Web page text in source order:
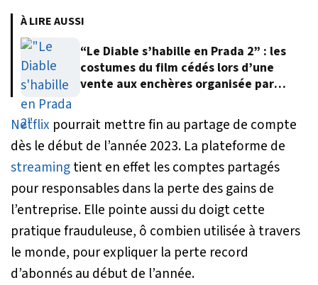
À LIRE AUSSI
“Le Diable s’habille en Prada 2” : les
costumes du film cédés lors d’une
vente aux enchères organisée par
Netflix pourrait mettre fin au partage de compte
dès le début de l’année 2023. La plateforme de
streamingtient en effet les comptes partagés
pour responsables dans la perte des gains de
l’entreprise. Elle pointe aussi du doigt cette
pratique frauduleuse, ô combien utilisée à travers
le monde, pour expliquer la perte record
d’abonnés au début de l’année.